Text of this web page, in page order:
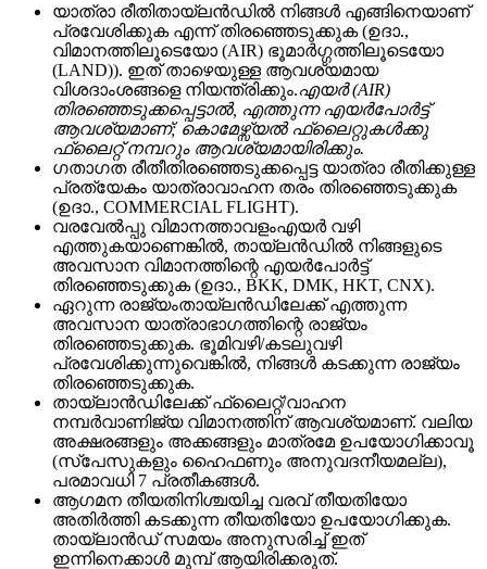
യാത്രാ രീതിതായ്‌ലൻഡിൽ നിങ്ങൾ എങ്ങിനെയാണ്
പ്രവേശിക്കുക എന്ന് തിരഞ്ഞെടുക്കുക (ഉദാ.,
വിമാനത്തിലൂടെയോ (AIR) ഭൂമാർഗ്ഗത്തിലൂടെയോ
(LAND)). ഇത് താഴെയുള്ള ആവശ്യമായ
വിശദാംശങ്ങളെ നിയന്ത്രിക്കും.എയർ (AIR)
തിരഞ്ഞെടുക്കപ്പെട്ടാൽ, എത്തുന്ന എയർപോർട്ട്
ആവശ്യമാണ്; കൊമേഴ്സ്യൽ ഫ്ലൈറ്റുകൾക്കു
ഫ്ലൈറ്റ് നമ്പറും ആവശ്യമായിരിക്കും.
ഗതാഗത രീതീതിരഞ്ഞെടുക്കപ്പെട്ട യാത്രാ രീതിക്കുള്ള
പ്രത്യേകം യാത്രാവാഹന തരം തിരഞ്ഞെടുക്കുക
(ഉദാ., COMMERCIAL FLIGHT).
വരവേൽപ്പു വിമാനത്താവളംഎയർ വഴി
എത്തുകയാണെങ്കിൽ, തായ്‌ലൻഡിൽ നിങ്ങളുടെ
അവസാന വിമാനത്തിന്റെ എയർപോർട്ട്
തിരഞ്ഞെടുക്കുക (ഉദാ., BKK, DMK, HKT, CNX).
ഏറുന്ന രാജ്യംതായ്‌ലൻഡിലേക്ക് എത്തുന്ന
അവസാന യാത്രാഭാഗത്തിന്റെ രാജ്യം
തിരഞ്ഞെടുക്കുക. ഭൂമിവഴി/കടലുവഴി
പ്രവേശിക്കുന്നുവെങ്കിൽ, നിങ്ങൾ കടക്കുന്ന രാജ്യം
തിരഞ്ഞെടുക്കുക.
തായ്‌ലാൻഡിലേക്ക് ഫ്ലൈറ്റ്/വാഹന
നമ്പർവാണിജ്യ വിമാനത്തിന് ആവശ്യമാണ്. വലിയ
അക്ഷരങ്ങളും അക്കങ്ങളും മാത്രമേ ഉപയോഗിക്കാവൂ
(സ്പേസുകളും ഹൈഫണും അനുവദനീയമല്ല),
പരമാവധി 7 പ്രതീകങ്ങൾ.
ആഗമന തീയതിനിശ്ചയിച്ച വരവ് തീയതിയോ
അതിർത്തി കടക്കുന്ന തീയതിയോ ഉപയോഗിക്കുക.
തായ്‌ലാൻഡ് സമയം അനുസരിച്ച് ഇത്
ഇന്നിനെക്കാൾ മുമ്പ് ആയിരിക്കരുത്.